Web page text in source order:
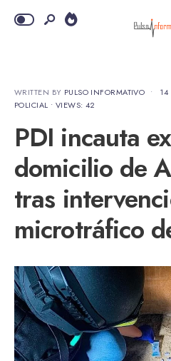
WRITTEN BY PULSO INFORMATIVO • 14
POLICIAL • VIEWS: 42
PDI incauta
domicilio de
tras
microtráfico